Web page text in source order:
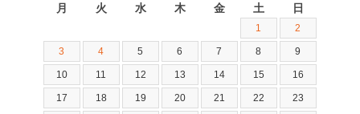
月 火 水 木 金 土 日
1 2
3 4 5 6 7 8 9
10 11 12 13 14 15 16
17 18 19 20 21 22 23